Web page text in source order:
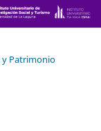
y Patrimonio